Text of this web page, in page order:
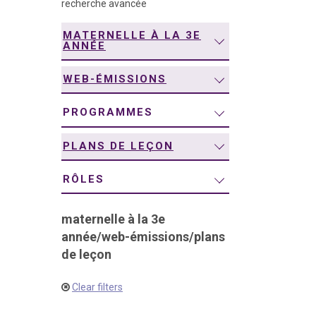
recherche avancée
MATERNELLE À LA 3E
ANNÉE
WEB-ÉMISSIONS
PROGRAMMES
PLANS DE LEÇON
RÔLES
maternelle à la 3e
année/web-émissions/plans
de leçon
Clear filters